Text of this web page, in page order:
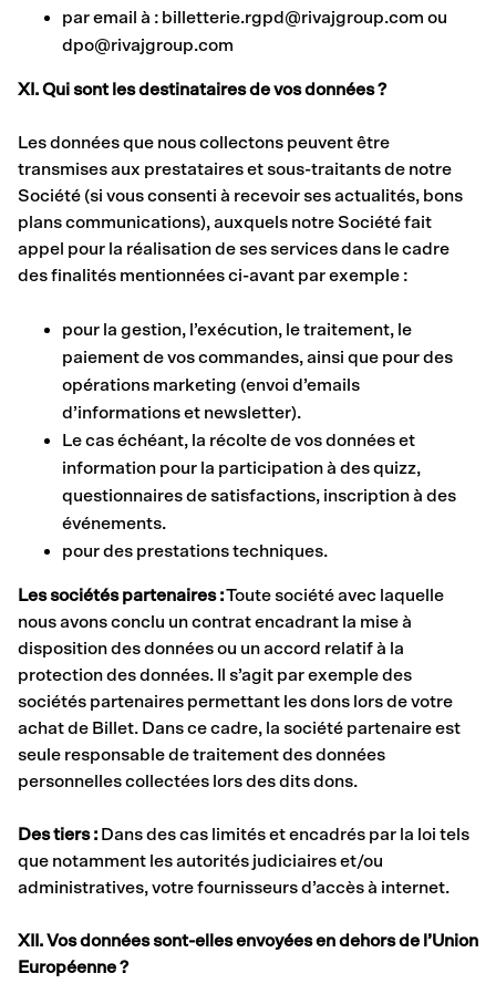
par email à : billetterie.rgpd@rivajgroup.com ou
dpo@rivajgroup.com
XI. Qui sont les destinataires de vos données ?
Les données que nous collectons peuvent être
transmises aux prestataires et sous-traitants de notre
Société (si vous consenti à recevoir ses actualités, bons
plans communications), auxquels notre Société fait
appel pour la réalisation de ses services dans le cadre
des finalités mentionnées ci-avant par exemple :
pour la gestion, l’exécution, le traitement, le
paiement de vos commandes, ainsi que pour des
opérations marketing (envoi d’emails
d’informations et newsletter).
Le cas échéant, la récolte de vos données et
information pour la participation à des quizz,
questionnaires de satisfactions, inscription à des
événements.
pour des prestations techniques.
Les sociétés partenaires :Toute société avec laquelle
nous avons conclu un contrat encadrant la mise à
disposition des données ou un accord relatif à la
protection des données. Il s’agit par exemple des
sociétés partenaires permettant les dons lors de votre
achat de Billet. Dans ce cadre, la société partenaire est
seule responsable de traitement des données
personnelles collectées lors des dits dons.
Des tiers : Dans des cas limités et encadrés par la loi tels
que notamment les autorités judiciaires et/ou
administratives, votre fournisseurs d’accès à internet.
XII. Vos données sont-elles envoyées en dehors de l’Union
Européenne ?